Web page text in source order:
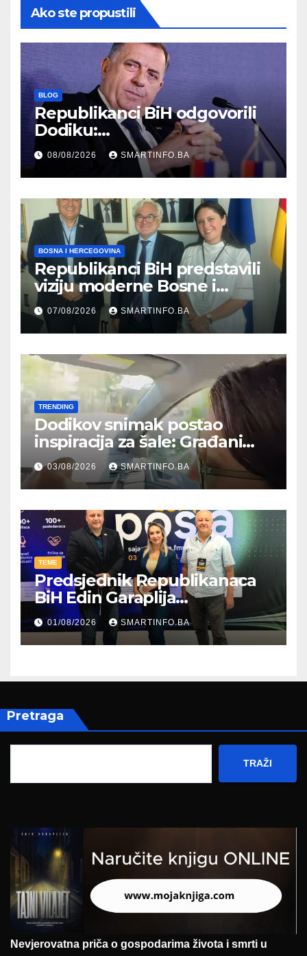
Ako ste propustili
BLOG
Republikanci BiH odgovorili
Dodiku:
Bosanskohercegovačka
kultura postoji i pripada svim
građanima
08/08/2026 SMARTINFO.BA
BOSNA I HERCEGOVINA
Republikanci BiH predstavili
viziju moderne Bosne i
Hercegovine ambasadoru
Njemačke
07/08/2026 SMARTINFO.BA
TRENDING
Dodikov snimak postao
inspiracija za šale: Građani
kroz parodiju poslali poruku
03/08/2026 SMARTINFO.BA
TEME
Predsjednik Republikanaca
BiH Edin Garaplija
prisustvovao prezentaciji
Federalnog sajma
zapošljavanja
01/08/2026 SMARTINFO.BA
Pretraga
TRAŽI
Nevjerovatna priča o gospodarima života i smrti u